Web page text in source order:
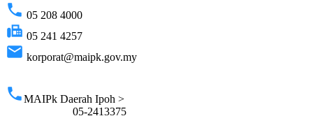
phone 05 208 4000
fax 05 241 4257
email korporat@maipk.gov.my
phoneMAIPk Daerah Ipoh >
05-2413375